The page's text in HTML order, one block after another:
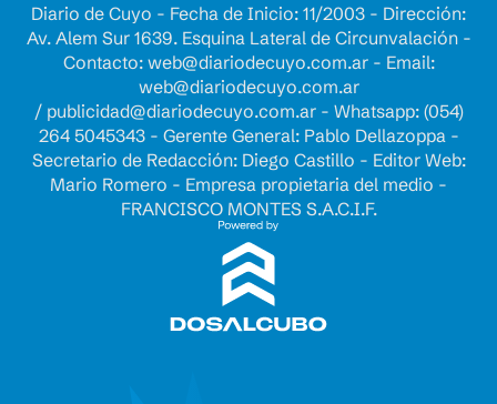
Diario de Cuyo - Fecha de Inicio: 11/2003 - Dirección:
Av. Alem Sur 1639. Esquina Lateral de Circunvalación -
Contacto: web@diariodecuyo.com.ar- Email:
web@diariodecuyo.com.ar
/ publicidad@diariodecuyo.com.ar- Whatsapp: (054)
264 5045343 - Gerente General: Pablo Dellazoppa -
Secretario de Redacción: Diego Castillo - Editor Web:
Mario Romero - Empresa propietaria del medio -
FRANCISCO MONTES S.A.C.I.F.